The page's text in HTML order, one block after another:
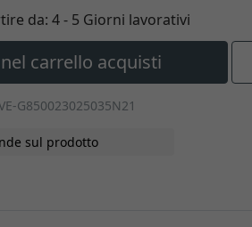
da: 4 - 5 Giorni lavorativi
carrello acquisti
G850023025035N21
sul prodotto